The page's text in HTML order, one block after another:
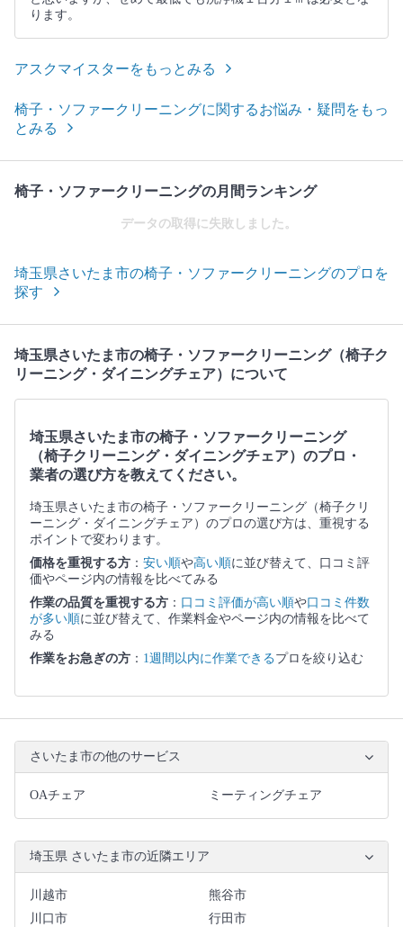
ります。
アスクマイスターをもっとみる
椅子・ソファークリーニングに関するお悩み・疑問をもっ
とみる
椅子・ソファークリーニングの月間ランキング
データの取得に失敗しました。
埼玉県さいたま市の椅子・ソファークリーニングのプロを
探す
埼玉県さいたま市の椅子・ソファークリーニング（椅子ク
リーニング・ダイニングチェア）について
埼玉県さいたま市の椅子・ソファークリーニング
（椅子クリーニング・ダイニングチェア）のプロ・
業者の選び方を教えてください。
埼玉県さいたま市の椅子・ソファークリーニング（椅子クリ
ーニング・ダイニングチェア）のプロの選び方は、重視する
ポイントで変わります。
価格を重視する方 ： 安い順や高い順に並び替えて、口コミ評
価やページ内の情報を比べてみる
作業の品質を重視する方 ： 口コミ評価が高い順や口コミ件数
が多い順に並び替えて、作業料金やページ内の情報を比べて
みる
作業をお急ぎの方 ： 1週間以内に作業できるプロを絞り込む
さいたま市の他のサービス
OAチェア ミーティングチェア
埼玉県 さいたま市の近隣エリア
川越市
熊谷市
川口市
行田市